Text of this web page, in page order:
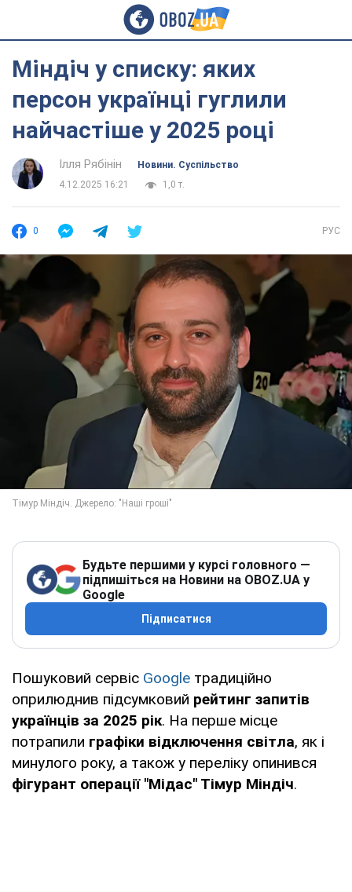
Міндіч у списку: яких
персон українці гуглили
найчастіше у 2025 році
Ілля Рябінін
Новини. Суспільство
4.12.2025 16:21
1,0 т.
0 РУС
Будьте першими у курсі головного —
підпишіться на Новини на OBOZ.UA у
Google
Підписатися
Пошуковий сервіс Google традиційно
оприлюднив підсумковий рейтинг запитів
українців за 2025 рік. На перше місце
потрапили графіки відключення світла, як і
минулого року, а також у переліку опинився
фігурант операції "Мідас" Тімур Міндіч.